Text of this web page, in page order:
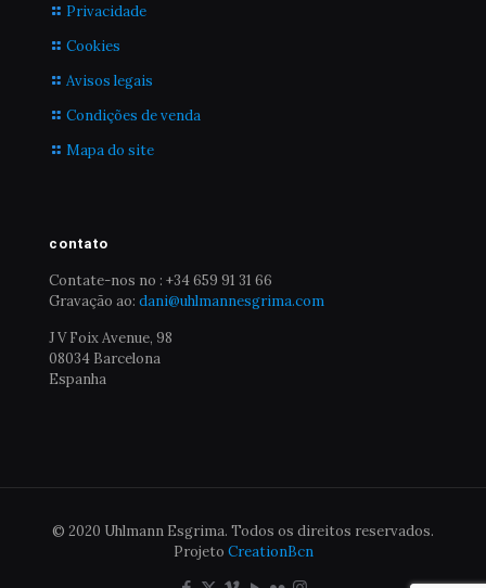
Privacidade
Cookies
Avisos legais
Condições de venda
Mapa do site
contato
Contate-nos no : +34 659 91 31 66
Gravação ao: dani@uhlmannesgrima.com
J V Foix Avenue, 98
08034 Barcelona
Espanha
© 2020 Uhlmann Esgrima. Todos os direitos reservados.
Projeto CreationBcn